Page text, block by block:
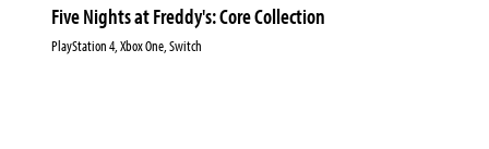
Five Nights at Freddy's: Core Collection
PlayStation 4, Xbox One, Switch